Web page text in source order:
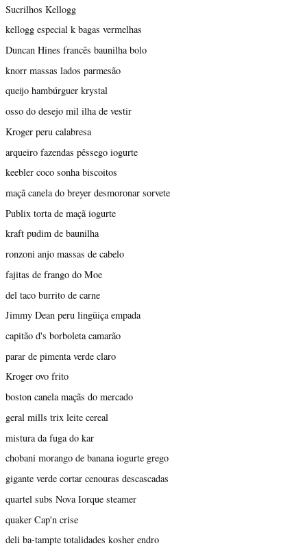
Sucrilhos Kellogg
kellogg especial k bagas vermelhas
Duncan Hines francês baunilha bolo
knorr massas lados parmesão
queijo hambúrguer krystal
osso do desejo mil ilha de vestir
Kroger peru calabresa
arqueiro fazendas pêssego iogurte
keebler coco sonha biscoitos
maçã canela do breyer desmoronar sorvete
Publix torta de maçã iogurte
kraft pudim de baunilha
ronzoni anjo massas de cabelo
fajitas de frango do Moe
del taco burrito de carne
Jimmy Dean peru lingüiça empada
capitão d's borboleta camarão
parar de pimenta verde claro
Kroger ovo frito
boston canela maçãs do mercado
geral mills trix leite cereal
mistura da fuga do kar
chobani morango de banana iogurte grego
gigante verde cortar cenouras descascadas
quartel subs Nova Iorque steamer
quaker Cap'n crise
deli ba-tampte totalidades kosher endro